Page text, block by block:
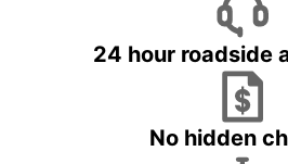
24 hour roadside
No hidden